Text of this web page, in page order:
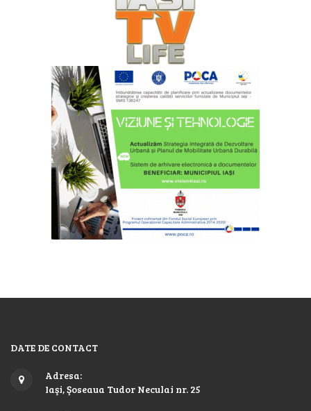
DATE DE CONTACT
Adresa:
Iaşi, Şoseaua Tudor Neculai nr. 25